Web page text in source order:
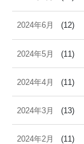
2024年6月 (12)
2024年5月 (11)
2024年4月 (11)
2024年3月 (13)
2024年2月 (11)